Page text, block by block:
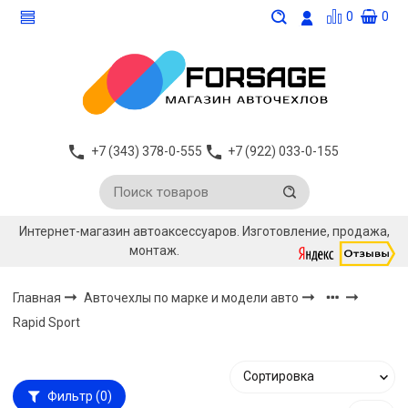
0 0
+7 (343) 378-0-555 +7 (922) 033-0-155
Интернет-магазин автоаксессуаров. Изготовление, продажа,
монтаж.
Главная
Авточехлы по марке и модели авто
Rapid Sport
Фильтр (0)